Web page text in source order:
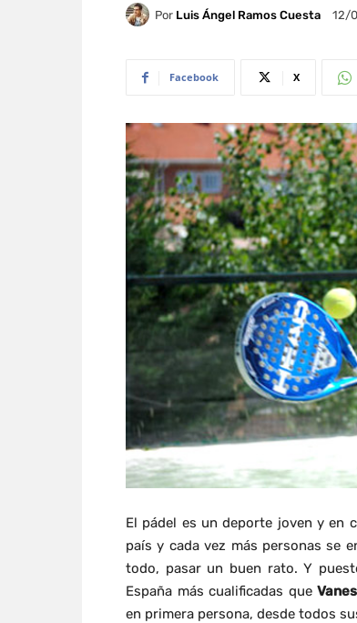
Por Luis Ángel Ramos Cuesta 12/
Facebook X
El pádel es un deporte joven y en
país y cada vez más personas se
todo, pasar un buen rato. Y
España más cualificadas que
en primera persona, desde todos